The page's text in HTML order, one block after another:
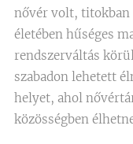
nővér volt, titokban
életében hűséges
rendszerváltás
szabadon lehetett
helyet, ahol
közösségben